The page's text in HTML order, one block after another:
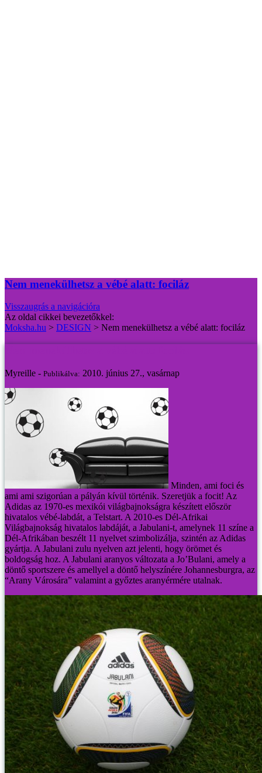
Nem menekülhetsz a vébé alatt: fociláz
Visszaugrás a navigációra
Az oldal cikkei bevezetőkkel:
Moksha.hu > DESIGN > Nem menekülhetsz a vébé alatt: fociláz
Myreille - Publikálva: 2010. június 27., vasárnap
Minden, ami foci és
ami ami szigorúan a pályán kívül történik. Szeretjük a focit! Az
Adidas az 1970-es mexikói világbajnokságra készített először
hivatalos vébé-labdát, a Telstart. A 2010-es Dél-Afrikai
Világbajnokság hivatalos labdáját, a Jabulani-t, amelynek 11 színe a
Dél-Afrikában beszélt 11 nyelvet szimbolizálja, szintén az Adidas
gyártja. A Jabulani zulu nyelven azt jelenti, hogy örömet és
boldogság hoz. A Jabulani aranyos változata a Jo’Bulani, amely a
döntő sportszere és amellyel a döntő helyszínére Johannesburgra, az
“Arany Városára” valamint a győztes aranyérmére utalnak.